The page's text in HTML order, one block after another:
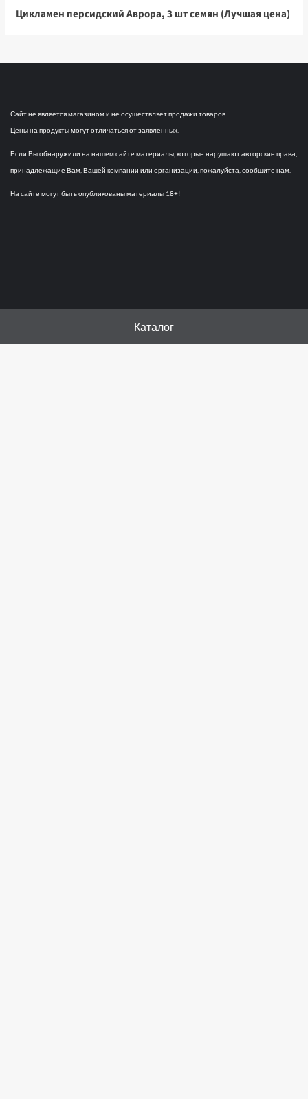
Цикламен персидский Аврора, 3 шт семян (Лучшая цена)
Сайт не является магазином и не осуществляет продажи товаров.
Цены на продукты могут отличаться от заявленных.
Если Вы обнаружили на нашем сайте материалы, которые нарушают авторские права,
принадлежащие Вам, Вашей компании или организации, пожалуйста, сообщите нам.
На сайте могут быть опубликованы материалы 18+!
Каталог